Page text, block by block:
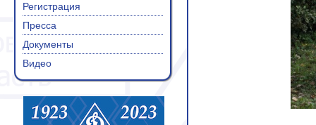
Регистрация
Пресса
Документы
Видео